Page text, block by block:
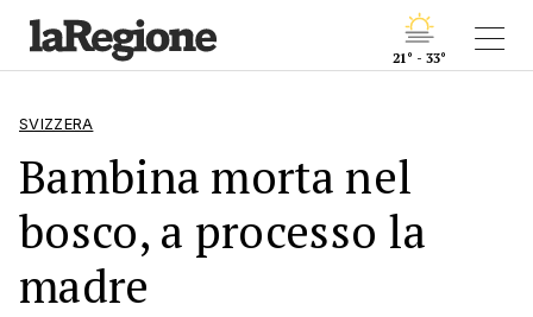
21° - 33°
SVIZZERA
Bambina morta nel
bosco, a processo la
madre